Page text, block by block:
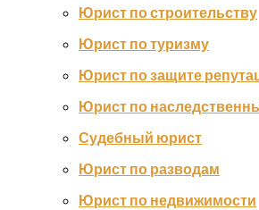
Юрист по строительству
Юрист по туризму
Юрист по защите
Юрист по
Судебный юрист
Юрист по разводам
Юрист по недвижимости